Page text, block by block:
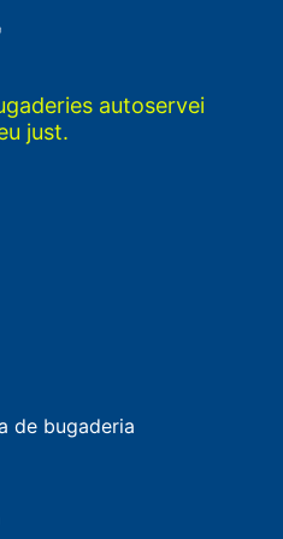
autoservei
just.
de bugaderia